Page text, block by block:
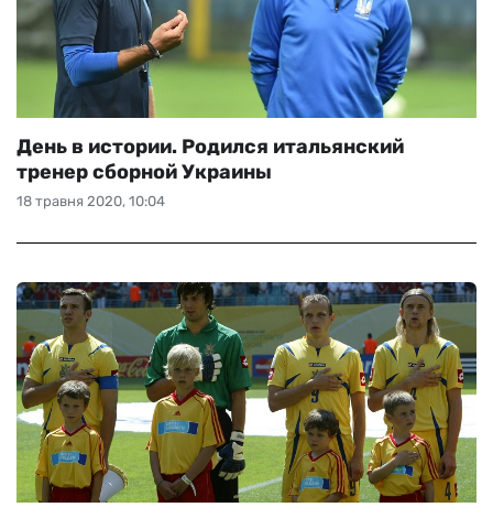
18 травня 2020, 10:04
День в истории. Родился итальянский
тренер сборной Украины